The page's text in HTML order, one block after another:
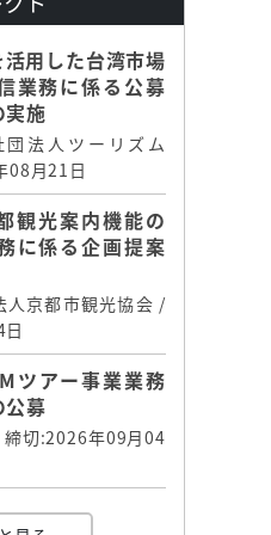
用した台湾市場
業務に係る公募
施
団法人ツーリズム
08月21日
観光案内機能の
に係る企画提案
人京都市観光協会 /
ツアー事業業務
公募
切:2026年09月04